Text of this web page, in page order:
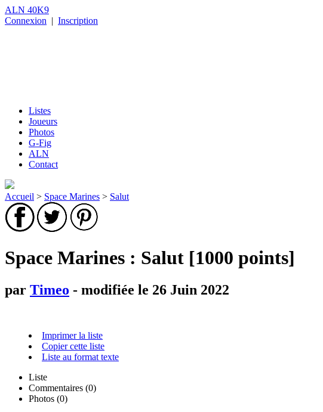
ALN 40K9
Connexion | Inscription
Listes
Joueurs
Photos
G-Fig
ALN
Contact
Accueil > Space Marines > Salut
Space Marines : Salut [1000 points]
par Timeo - modifiée le 26 Juin 2022
Imprimer la liste
Copier cette liste
Liste au format texte
Liste
Commentaires (0)
Photos (0)